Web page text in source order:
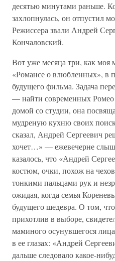
десятью минутами раньше.
захлопнулась, он отпустил
Режиссера звали Андрей
Кончаловский.
Вот уже месяца три, как моя
«Романсе о влюбленных», в
будущего фильма. Задача
— найти современных Ромео
домой со студии, она
мудреную кухню своих
сказал, Андрей Сергеевич
хочет…» — ежевечерне
казалось, что «Андрей
костюм, очки, похож на
тонкими пальцами рук и
ожидая, когда семья
будущего шедевра. О том,
прихотлив в выборе,
маминого осунувшегося
в ее глазах: «Андрей
дальше следовало какое-